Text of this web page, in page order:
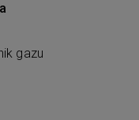
gazu